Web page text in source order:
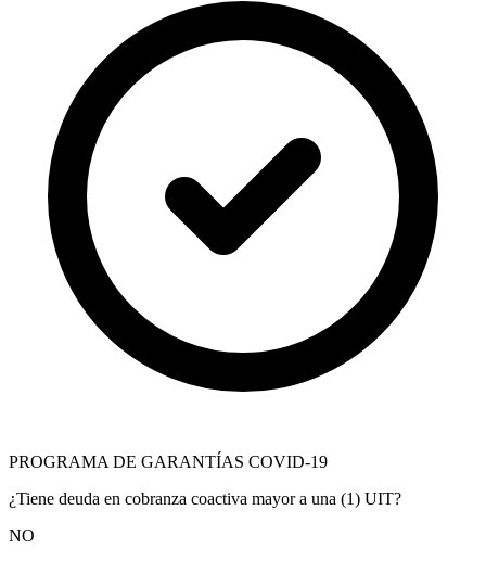
PROGRAMA DE GARANTÍAS COVID-19
¿Tiene deuda en cobranza coactiva mayor a una (1) UIT?
NO